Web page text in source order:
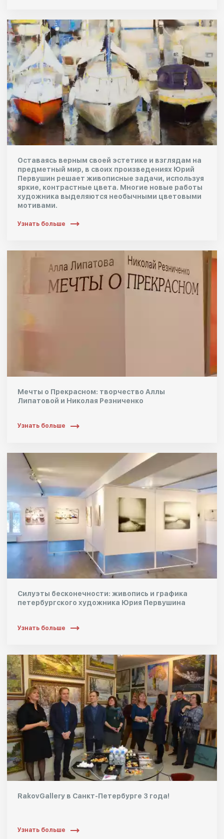
Оставаясь верным своей эстетике и взглядам на
предметный мир, в своих произведениях Юрий
Первушин решает живописные задачи, используя
яркие, контрастные цвета. Многие новые работы
художника выделяются необычными цветовыми
мотивами.
Узнать больше
Мечты о Прекрасном: творчество Аллы
Липатовой и Николая Резниченко
Узнать больше
Силуэты бесконечности: живопись и графика
петербургского художника Юрия Первушина
Узнать больше
RakovGallery в Санкт-Петербурге 3 года!
Узнать больше